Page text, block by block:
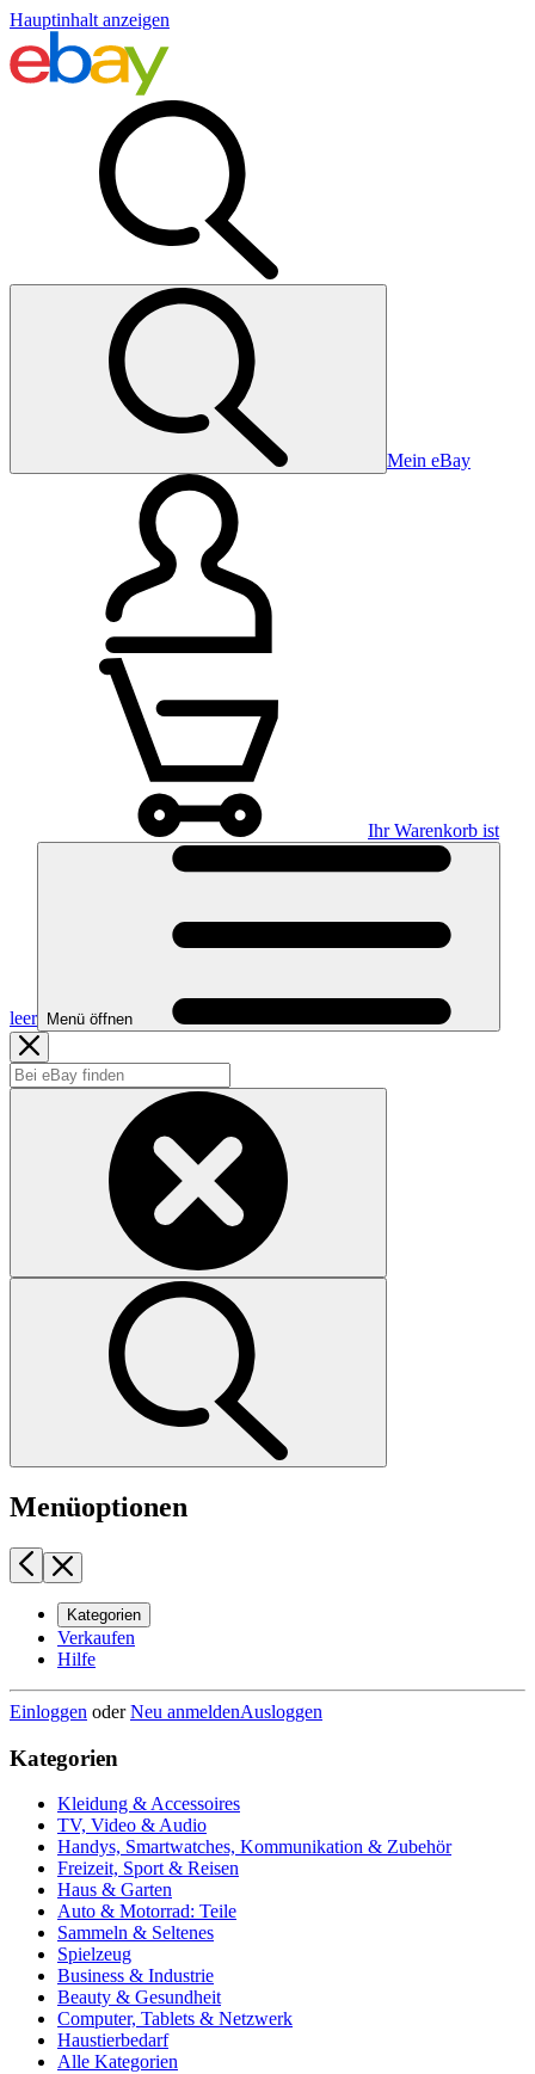
Hauptinhalt anzeigen
Mein eBay
Ihr Warenkorb ist
leer Menü öffnen
Menüoptionen
Kategorien
Verkaufen
Hilfe
Einloggen oderNeu anmeldenAusloggen
Kategorien
Kleidung & Accessoires
TV, Video & Audio
Handys, Smartwatches, Kommunikation & Zubehör
Freizeit, Sport & Reisen
Haus & Garten
Auto & Motorrad: Teile
Sammeln & Seltenes
Spielzeug
Business & Industrie
Beauty & Gesundheit
Computer, Tablets & Netzwerk
Haustierbedarf
Alle Kategorien